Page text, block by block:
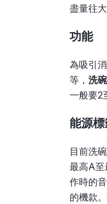
盡量往大
功能
為吸引
等， 洗
一般要2
能源
目前洗
最高A至
作時的
的機款。